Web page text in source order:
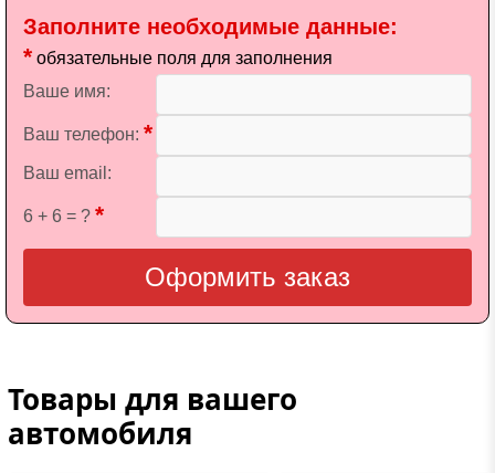
Заполните необходимые данные:
* обязательные поля для заполнения
Ваше имя:
Ваш телефон: *
Ваш email:
6 + 6 = ? *
Оформить заказ
Товары для вашего
автомобиля